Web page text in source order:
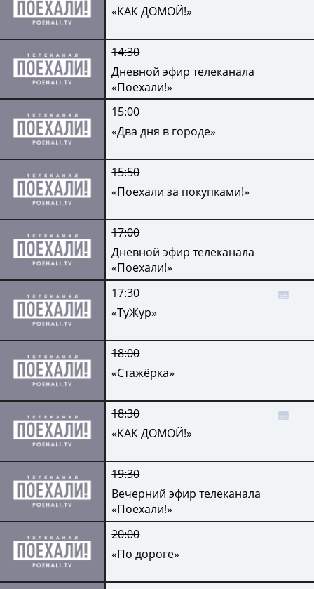
«КАК ДОМОЙ!»
14:30
Дневной эфир телеканала
«Поехали!»
15:00
«Два дня в городе»
15:50
«Поехали за покупками!»
17:00
Дневной эфир телеканала
«Поехали!»
17:30
«ТуЖур»
18:00
«Стажёрка»
18:30
«КАК ДОМОЙ!»
19:30
Вечерний эфир телеканала
«Поехали!»
20:00
«По дороге»